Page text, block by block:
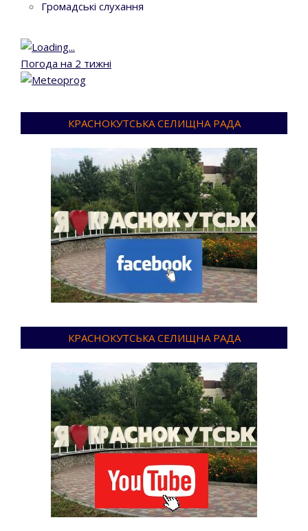
Громадські слухання
Погода на 2 тижні
КРАСНОКУТСЬКА СЕЛИЩНА РАДА
КРАСНОКУТСЬКА СЕЛИЩНА РАДА